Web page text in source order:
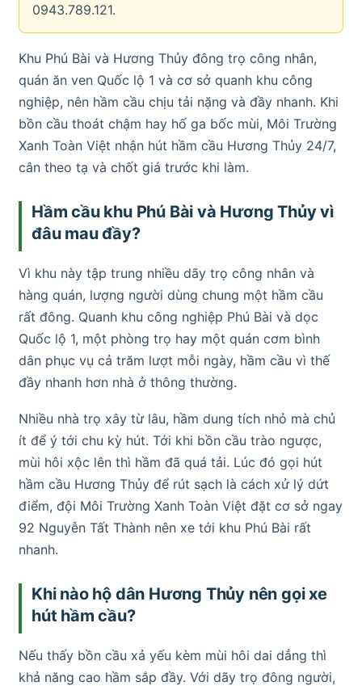
0943.789.121.
Khu Phú Bài và Hương Thủy đông trọ công nhân,
quán ăn ven Quốc lộ 1 và cơ sở quanh khu công
nghiệp, nên hầm cầu chịu tải nặng và đầy nhanh. Khi
bồn cầu thoát chậm hay hố ga bốc mùi, Môi Trường
Xanh Toàn Việt nhận hút hầm cầu Hương Thủy 24/7,
cân theo tạ và chốt giá trước khi làm.
Hầm cầu khu Phú Bài và Hương Thủy vì
đâu mau đầy?
Vì khu này tập trung nhiều dãy trọ công nhân và
hàng quán, lượng người dùng chung một hầm cầu
rất đông. Quanh khu công nghiệp Phú Bài và dọc
Quốc lộ 1, một phòng trọ hay một quán cơm bình
dân phục vụ cả trăm lượt mỗi ngày, hầm cầu vì thế
đầy nhanh hơn nhà ở thông thường.
Nhiều nhà trọ xây từ lâu, hầm dung tích nhỏ mà chủ
ít để ý tới chu kỳ hút. Tới khi bồn cầu trào ngược,
mùi hôi xộc lên thì hầm đã quá tải. Lúc đó gọi hút
hầm cầu Hương Thủy để rút sạch là cách xử lý dứt
điểm, đội Môi Trường Xanh Toàn Việt đặt cơ sở ngay
92 Nguyễn Tất Thành nên xe tới khu Phú Bài rất
nhanh.
Khi nào hộ dân Hương Thủy nên gọi xe
hút hầm cầu?
Nếu thấy bồn cầu xả yếu kèm mùi hôi dai dẳng thì
khả năng cao hầm sắp đầy. Với dãy trọ đông người,